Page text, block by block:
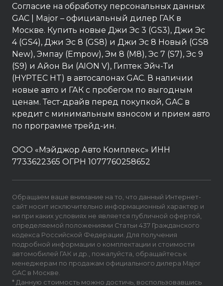
Согласие на обработку персональных данных
GAC | Major – официальный дилер ГАК в
Москве. Купить новые Джи Эс 3 (GS3), Джи Эс
4 (GS4), Джи Эс 8 (GS8) и Джи Эс 8 Новый (GS8
New), Эмпау (Empow), Эм 8 (M8), Эс 7 (S7), Эс 9
(S9) и Айон Ви (AION V), Гиптек Эйч-Ти
(HYPTEC HT) в автосалонах GAC. В наличии
новые авто и ГАК с пробегом по выгодным
ценам. Тест-драйв перед покупкой, GAC в
кредит с минимальным взносом и прием авто
по программе трейд-ин.
ООО «Мэйджор Авто Комплекс» ИНН
7733622365 ОГРН 1077760258652
Обращаем ваше внимание на то, что данный Интернет-
сайт носит исключительно информационный характер и
ни при каких условиях не является публичной офертой,
определяемой положениями Статьи 437 Гражданского
кодекса Российской Федерации. Для получения
подробной информации о комплектации и стоимости
автомобилей ГАК и др., пожалуйста, обращайтесь к
менеджерам по продажам официального дилера Major
GAC в Москве.
* Данную стоимость можно достичь, воспользовавшись